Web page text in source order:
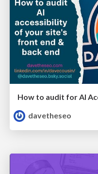
davetheseo